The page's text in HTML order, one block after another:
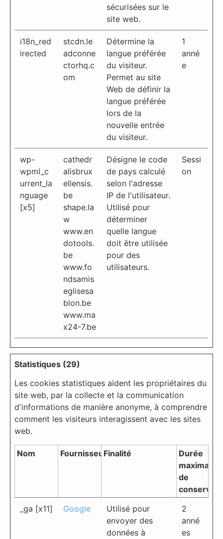
sécurisées sur le
site web.
i18n_red
irected
stcdn.le
adconne
ctorhq.c
om
Détermine la
langue préférée
du visiteur.
Permet au site
Web de définir la
langue préférée
lors de la
nouvelle entrée
du visiteur.
1
anné
e
wp-
wpml_c
urrent_la
nguage
[x5]
cathedr
alisbrux
ellensis.
be
shape.la
w
www.en
dotools.
be
www.fo
ndsamis
eglisesa
blon.be
www.ma
x24-7.be
Désigne le code
de pays calculé
selon l'adresse
IP de l'utilisateur.
Utilisé pour
déterminer
quelle langue
doit être utilisée
pour des
utilisateurs.
Sessi
on
Statistiques (29)
Les cookies statistiques aident les propriétaires du
site web, par la collecte et la communication
d'informations de manière anonyme, à comprendre
comment les visiteurs interagissent avec les sites
web.
Nom FournisseurFinalité
Durée
maximale
de
_ga [x11]
Google
Utilisé pour
envoyer des
données à
2
anné
es